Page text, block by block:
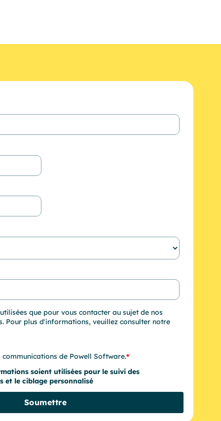
que pour vous contacter au sujet de nos
Pour plus d'informations, veuillez consulter notre
de Powell Software.*
soient utilisées pour le suivi des
et le ciblage personnalisé